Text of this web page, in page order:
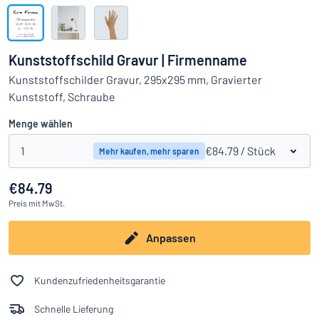
Das Gesuchte nicht gefunden? Schild hier entwerfen
Alle Kategorien anzeigen
Einloggen
Kunststoffschild Gravur | Firmenname
Kunststoffschilder Gravur, 295x295 mm, Gravierter
Kunststoff, Schraube
Menge wählen
1 Mehr kaufen, mehr sparen €84.79 / Stück
€84.79
Preis mit MwSt.
Anpassen
Kundenzufriedenheitsgarantie
Schnelle Lieferung